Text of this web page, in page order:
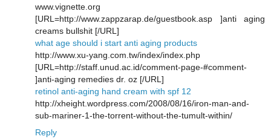
www.vignette.org
[URL=http://www.zappzarap.de/guestbook.asp ]anti aging
creams bullshit [/URL]
what age should i start anti aging products
http://www.xu-yang.com.tw/index/index.php
[URL=http://staff.unud.ac.id/comment-page-#comment-
]anti-aging remedies dr. oz [/URL]
retinol anti-aging hand cream with spf 12
http://xheight.wordpress.com/2008/08/16/iron-man-and-
sub-mariner-1-the-torrent-without-the-tumult-within/
Reply